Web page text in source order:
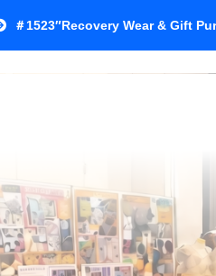
＃1523″Recovery Wear & Gift